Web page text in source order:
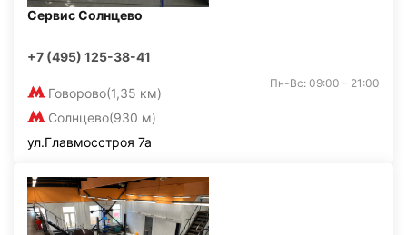
Сервис Солнцево
+7 (495) 125-38-41
Говорово(1,35 км)
Солнцево(930 м)
Пн-Вс: 09:00 - 21:00
ул.Главмосстроя 7а